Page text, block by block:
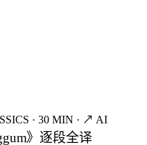
· 30 MIN · ↗ AI
》逐段全译